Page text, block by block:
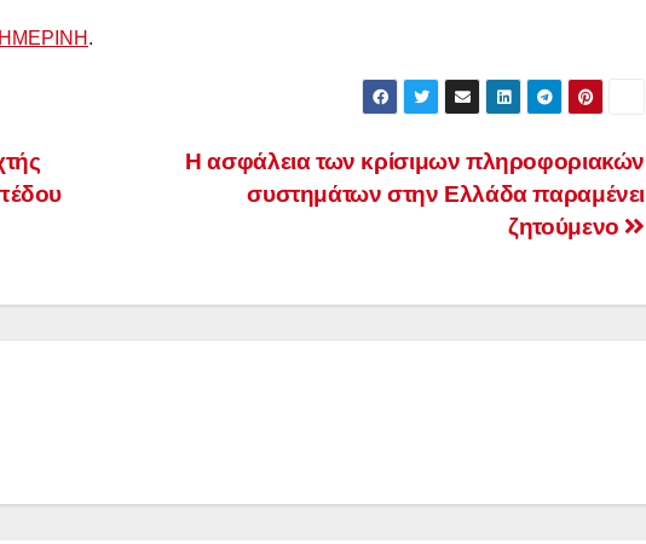
.
Η ασφάλεια των κρίσιμων πληροφοριακών
συστημάτων στην Ελλάδα παραμένει
ζητούμενο